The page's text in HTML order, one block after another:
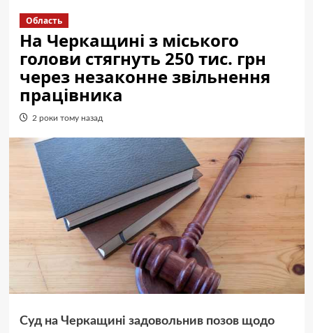
Область
На Черкащині з міського
голови стягнуть 250 тис. грн
через незаконне звільнення
працівника
2 роки тому назад
Суд на Черкащині задовольнив позов щодо